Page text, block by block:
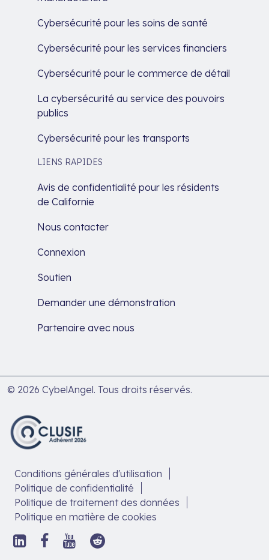
Cybersécurité pour les soins de santé
Cybersécurité pour les services financiers
Cybersécurité pour le commerce de détail
La cybersécurité au service des pouvoirs
publics
Cybersécurité pour les transports
LIENS RAPIDES
Avis de confidentialité pour les résidents
de Californie
Nous contacter
Connexion
Soutien
Demander une démonstration
Partenaire avec nous
© 2026 CybelAngel. Tous droits réservés.
Conditions générales d'utilisation
Politique de confidentialité
Politique de traitement des données
Politique en matière de cookies
Suivez-
nous
Suivez-
nous
Suivez-
nous
Suivez-